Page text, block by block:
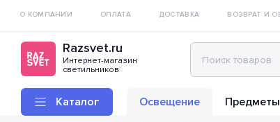
О КОМПАНИИ ОПЛАТА ДОСТАВКА ВОЗВРАТ И
Razsvet.ru
Интернет-магазин
светильников
Каталог Освещение